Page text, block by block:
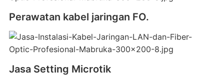
Perawatan kabel jaringan FO.
Jasa Setting Microtik